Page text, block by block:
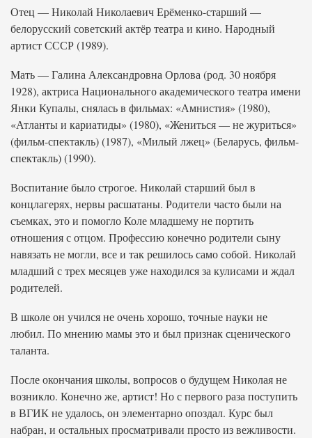
Отец — Николай Николаевич Ерёменко-старший —
белорусский советский актёр театра и кино. Народный
артист СССР (1989).
Мать — Галина Александровна Орлова (род. 30 ноября
1928), актриса Национального академического театра имени
Янки Купалы, снялась в фильмах: «Амнистия» (1980),
«Атланты и кариатиды» (1980), «Жениться — не журиться»
(фильм-спектакль) (1987), «Милый лжец» (Беларусь, фильм-
спектакль) (1990).
Воспитание было строгое. Николай старший был в
концлагерях, нервы расшатаны. Родители часто были на
съемках, это и помогло Коле младшему не портить
отношения с отцом. Профессию конечно родители сыну
навязать не могли, все и так решилось само собой. Николай
младший с трех месяцев уже находился за кулисами и ждал
родителей.
В школе он учился не очень хорошо, точные науки не
любил. По мнению мамы это и был признак сценического
таланта.
После окончания школы, вопросов о будущем Николая не
возникло. Конечно же, артист! Но с первого раза поступить
в ВГИК не удалось, он элементарно опоздал. Курс был
набран, и остальных просматривали просто из вежливости.